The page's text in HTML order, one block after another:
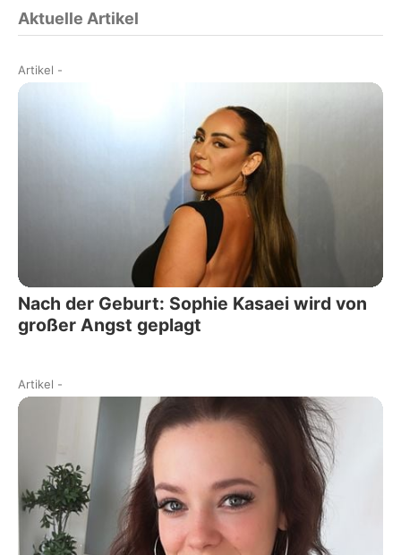
Aktuelle Artikel
Artikel -
Nach der Geburt: Sophie Kasaei wird von
großer Angst geplagt
Artikel -